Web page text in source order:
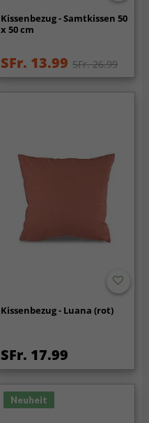
Kissenbezug - Samtkissen 50
x 50 cm
SFr. 13.99 SFr. 26.99
Kissenbezug - Luana (rot)
SFr. 17.99
Neuheit